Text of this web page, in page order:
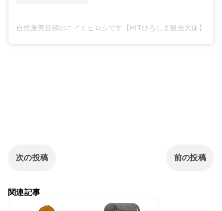
自然派美容師のニイミヒロシです【HITひろしま観光大使】
次の投稿 前の投稿
関連記事